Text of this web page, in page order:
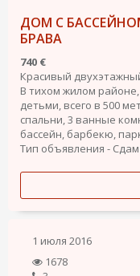
ДОМ С
БРАВА
740 €
Красивый
В тихом жилом
детьми, всего в 500
спальни, 3 ванные
бассейн, барбекю,
Тип объявления - Сдам
1 июля 2016
1678